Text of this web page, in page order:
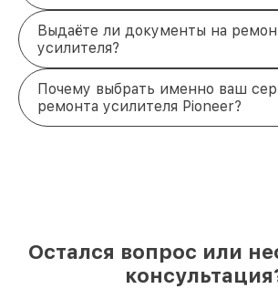
Доступные цены
:
расценки без лишних наценок.
Восстановите качество
вашего Pioneer уже
Если вы заметили сбои в работе
стоит медлить. Обратитесь к
чистым и мощным звуком!
Выдаёте ли документы на
усилителя?
Почему выбрать именно ваш
ремонта усилителя Pioneer?
Остался вопрос или